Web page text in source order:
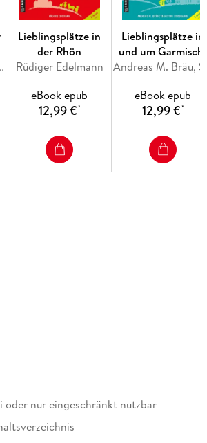
Silla
Lieblingsplätze in
der Rhön
Rüdiger Edelmann
eBook epub
12,99 €*
Lieblingsplätze in
und um Garmisch-
Partenkirchen
eBook epub
12,99 €*
nur eingeschränkt nutzbar